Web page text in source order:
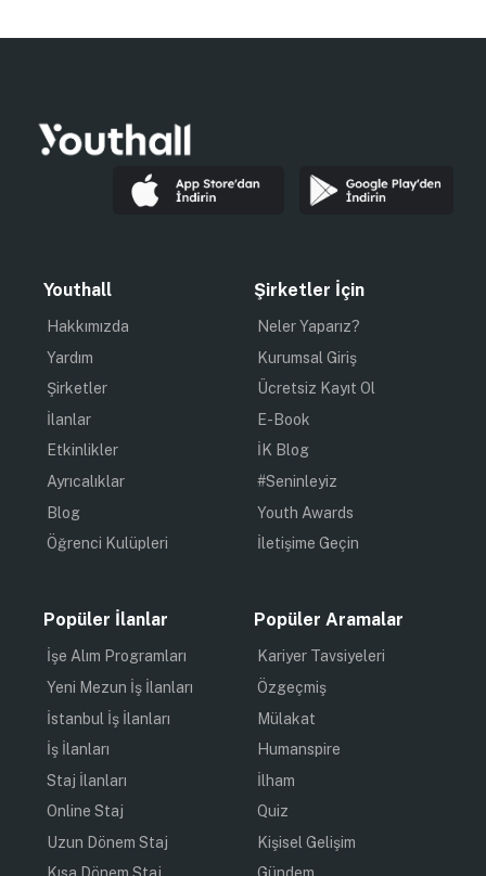
Youthall
Hakkımızda
Yardım
Şirketler
İlanlar
Etkinlikler
Ayrıcalıklar
Blog
Öğrenci Kulüpleri
Şirketler İçin
Neler Yaparız?
Kurumsal Giriş
Ücretsiz Kayıt Ol
E-Book
İK Blog
#Seninleyiz
Youth Awards
İletişime Geçin
Popüler İlanlar
İşe Alım Programları
Yeni Mezun İş İlanları
İstanbul İş İlanları
İş İlanları
Staj İlanları
Online Staj
Uzun Dönem Staj
Popüler Aramalar
Kariyer Tavsiyeleri
Özgeçmiş
Mülakat
Humanspire
İlham
Quiz
Kişisel Gelişim